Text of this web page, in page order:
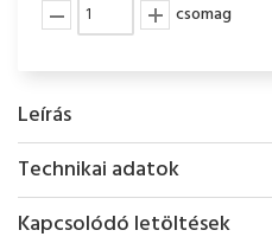
csomag
Leírás
Technikai adatok
Kapcsolódó letöltések